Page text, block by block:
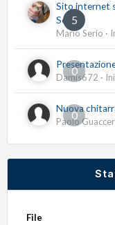
5
Sito internet
Serio
Mario Serio ·
0
Damis672 ·
0
Nuova
Paolo
File